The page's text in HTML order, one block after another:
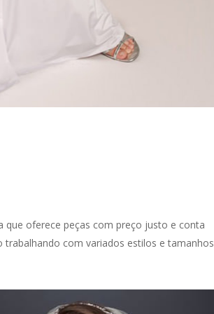
que oferece peças com preço justo e conta
com variados estilos e